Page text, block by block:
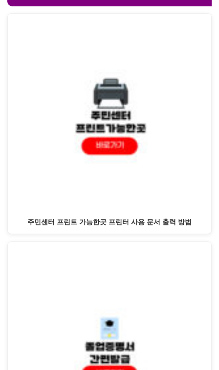
주민센터 프린트 가능한곳 프린터 사용 문서 출력 방법